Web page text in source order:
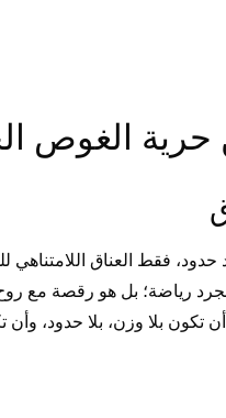
الغوص
حدود، فقط العناق اللامتناهي
رياضة؛ بل هو رقصة مع
تكون بلا وزن، بلا حدود، وأن